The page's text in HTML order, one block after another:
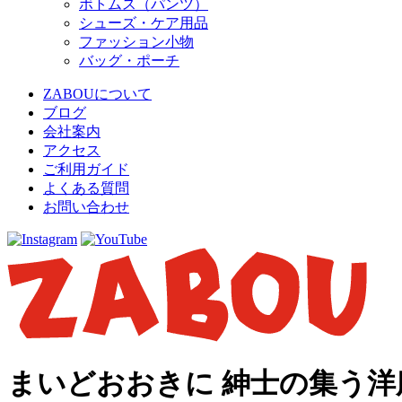
ボトムス（パンツ）
シューズ・ケア用品
ファッション小物
バッグ・ポーチ
ZABOUについて
ブログ
会社案内
アクセス
ご利用ガイド
よくある質問
お問い合わせ
まいどおおきに 紳士の集う